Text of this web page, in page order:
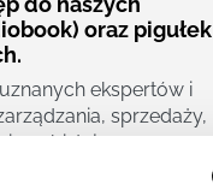
oraz pigułek
ekspertów i
sprzedaży,
osobistej.